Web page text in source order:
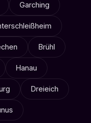
Garching
Brühl
Hanau
Dreieich